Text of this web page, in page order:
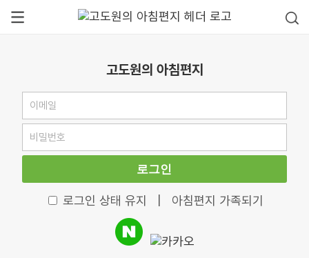
고도원의 아침편지
로그인
로그인 상태 유지 아침편지 가족되기